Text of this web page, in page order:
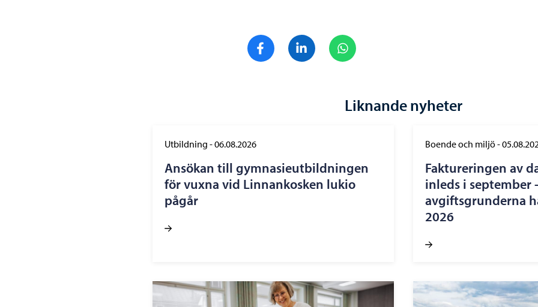
Dela på FacebookDela på LinkedIn
Liknande nyheter
Utbildning -06.08.2026
Ansökan till gymnasieutbildningen
för vuxna vid Linnankosken lukio
pågår
Boende och miljö-
Faktureringen av
inleds i september
avgiftsgrunderna
2026